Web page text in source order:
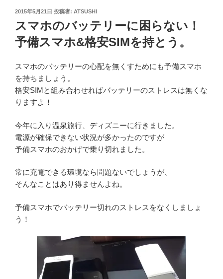
投
日:
2015年5月21日 投稿者: ATSUSHI
スマホのバッテリーに困らない！
予備スマホ&格安SIMを持とう。
スマホのバッテリーの心配を無くすためにも予備スマホ
を持ちましょう。
格安SIMと組み合わせればバッテリーのストレスは無くな
りますよ！
今年に入り温泉旅行、ディズニーに行きました。
電源が確保できない状況が多かったのですが
予備スマホのおかげで乗り切れました。
常に充電できる環境なら問題ないでしょうが、
そんなことはあり得ませんよね。
予備スマホでバッテリー切れのストレスをなくしましょ
う！